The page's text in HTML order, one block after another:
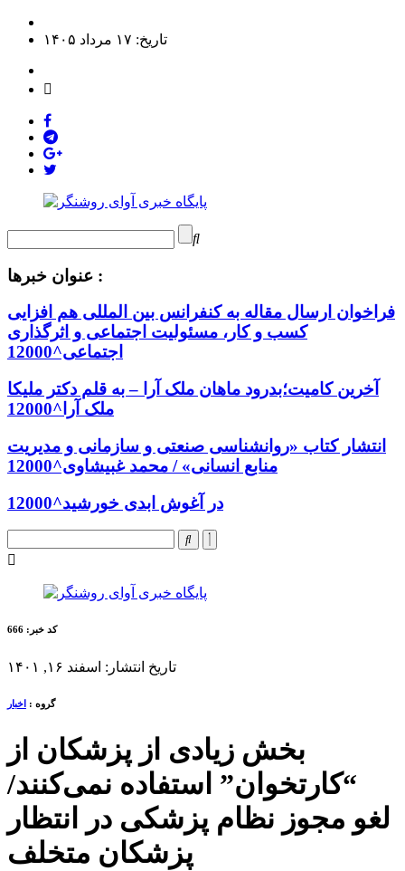
تاریخ: ۱۷ مرداد ۱۴۰۵
عنوان خبرها :
فراخوان ارسال مقاله به کنفرانس بین المللی هم افزایی
کسب و کار، مسئولیت اجتماعی و اثرگذاری
اجتماعی^12000
آخرین کامیت؛بدرود ماهان ملک آرا – به قلم دکتر ملیکا
ملک آرا^12000
انتشار کتاب «روانشناسی صنعتی و سازمانی و مدیریت
منابع انسانی» / محمد غبیشاوی^12000
در آغوش ابدی خورشید^12000
کد خبر: 666
تاریخ انتشار: اسفند ۱۶, ۱۴۰۱
گروه : اخبار
بخش زیادی از پزشکان از
“کارتخوان” استفاده نمی‌کنند/
لغو مجوز نظام پزشکی در انتظار
پزشکان متخلف